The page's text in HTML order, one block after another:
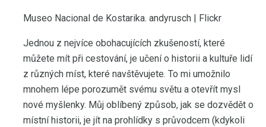
Museo Nacional de Kostarika. andyrusch | Flickr
Jednou z nejvíce obohacujících zkušeností, které
můžete mít při cestování, je učení o historii a kultuře lidí
z různých míst, které navštěvujete. To mi umožnilo
mnohem lépe porozumět svému světu a otevřít mysl
nové myšlenky. Můj oblíbený způsob, jak se dozvědět o
místní historii, je jít na prohlídky s průvodcem (kdykoli